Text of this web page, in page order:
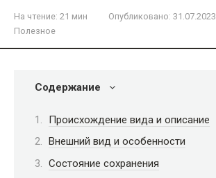
На чтение: 21 мин Опубликовано: 31.07.2023
Полезное
Содержание
Происхождение вида и описание
Внешний вид и особенности
Состояние сохранения